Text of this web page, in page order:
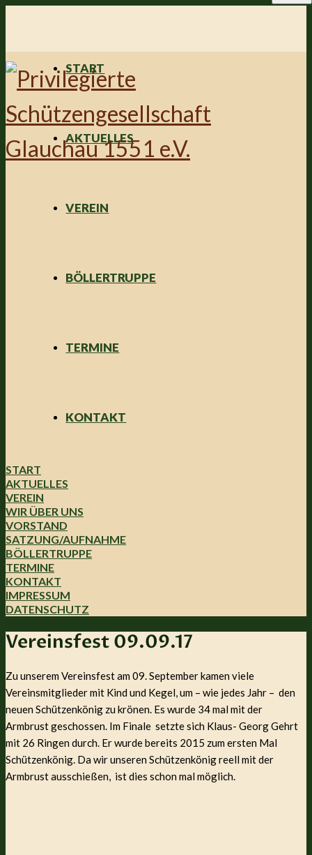
START
AKTUELLES
VEREIN
BÖLLERTRUPPE
TERMINE
KONTAKT
START
AKTUELLES
VEREIN
WIR ÜBER UNS
VORSTAND
SATZUNG/AUFNAHME
BÖLLERTRUPPE
TERMINE
KONTAKT
IMPRESSUM
DATENSCHUTZ
Vereinsfest 09.09.17
Zu unserem Vereinsfest am 09. September kamen viele
Vereinsmitglieder mit Kind und Kegel, um – wie jedes Jahr – den
neuen Schützenkönig zu krönen. Es wurde 34 mal mit der
Armbrust geschossen. Im Finale setzte sich Klaus- Georg Gehrt
mit 26 Ringen durch. Er wurde bereits 2015 zum ersten Mal
Schützenkönig. Da wir unseren Schützenkönig reell mit der
Armbrust ausschießen, ist dies schon mal möglich.